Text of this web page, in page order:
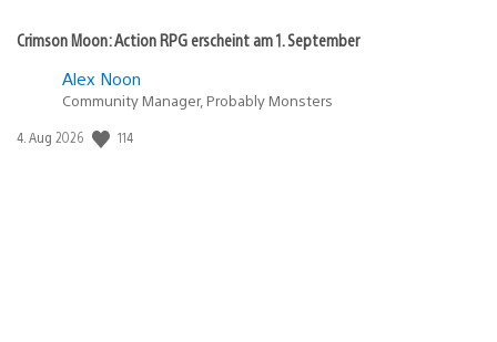
Crimson Moon: Action RPG erscheint am 1. September
Alex Noon
Community Manager, Probably Monsters
Veröffentlichungsdatum:
4. Aug 2026 114